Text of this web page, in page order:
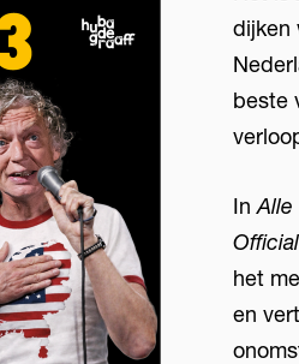
dijken
beste
InAlle
het
en